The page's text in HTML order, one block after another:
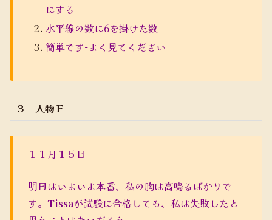
にする
水平線の数に6を掛けた数
簡単です-よく見てください
３ 人物Ｆ
１１月１５日
明日はいよいよ本番、私の胸は高鳴るばかりで
す。 Tissaが試験に合格しても、私は失敗したと